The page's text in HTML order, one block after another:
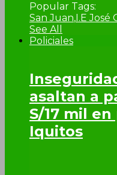
Popular Tags:
San Juan, I.E
See All
Policiales
asaltan a
S/17 mil
Iquitos